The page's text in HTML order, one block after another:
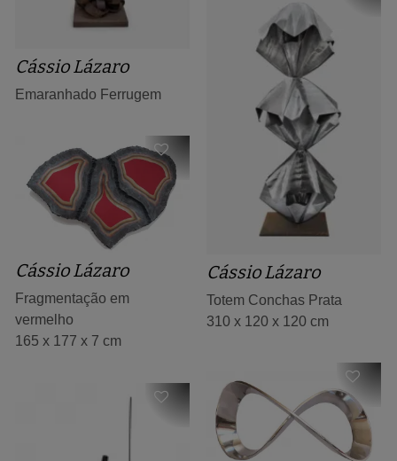
Cássio Lázaro
Emaranhado Ferrugem
Cássio Lázaro
Totem Conchas Prata
310 x 120 x 120 cm
Cássio Lázaro
Fragmentação em
vermelho
165 x 177 x 7 cm